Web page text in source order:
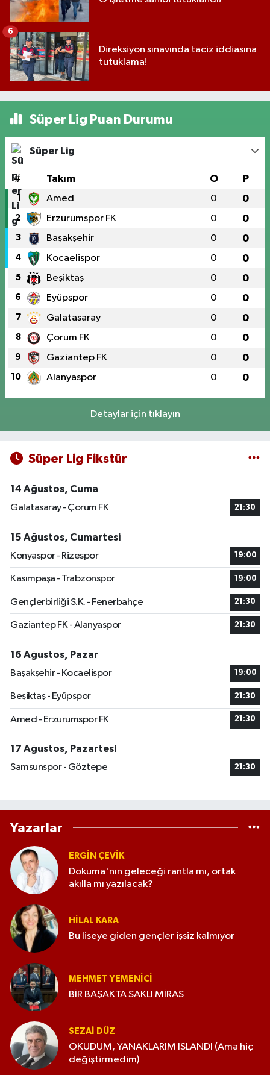
Direksiyon sınavında taciz iddiasına
tutuklama!
6
Süper Lig Puan Durumu
Süper Lig
# Takım O P
1 Amed 0 0
2 Erzurumspor FK 0 0
3 Başakşehir 0 0
4 Kocaelispor 0 0
5 Beşiktaş 0 0
6 Eyüpspor 0 0
7 Galatasaray 0 0
8 Çorum FK 0 0
9 Gaziantep FK 0 0
10 Alanyaspor 0 0
Detaylar için tıklayın
Süper Lig Fikstür
14 Ağustos, Cuma
Galatasaray - Çorum FK
21:30
15 Ağustos, Cumartesi
Konyaspor - Rizespor
19:00
Kasımpaşa - Trabzonspor 19:00
Gençlerbirliği S.K. - Fenerbahçe 21:30
Gaziantep FK - Alanyaspor 21:30
16 Ağustos, Pazar
Başakşehir - Kocaelispor
19:00
Beşiktaş - Eyüpspor 21:30
Amed - Erzurumspor FK 21:30
17 Ağustos, Pazartesi
Samsunspor - Göztepe
21:30
Yazarlar
ERGIN ÇEVİK
Dokuma'nın geleceği rantla mı, ortak
akılla mı yazılacak?
HILAL KARA
Bu liseye giden gençler işsiz kalmıyor
MEHMET YEMENICI
BİR BAŞAKTA SAKLI MİRAS
SEZAI DÜZ
OKUDUM, YANAKLARIM ISLANDI (Ama hiç
değiştirmedim)